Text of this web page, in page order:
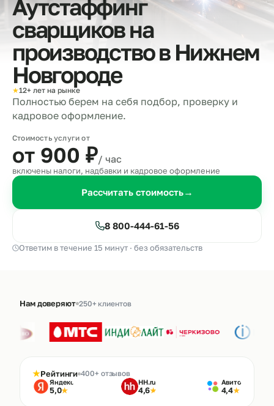
Аутстаффинг
сварщиков на
производство в Нижнем
Новгороде
★12+ лет на рынке
Полностью берем на себя подбор, проверку и
кадровое оформление.
Стоимость услуги от
от 900 ₽/ час
включены налоги, надбавки и кадровое оформление
Рассчитать стоимость→
8 800-444-61-56
Ответим в течение 15 минут · без обязательств
Нам доверяют 250+ клиентов
★Рейтинги 400+ отзывов
Яндекс
5,0★
HH.ru
4,6★
Авито
4,4★